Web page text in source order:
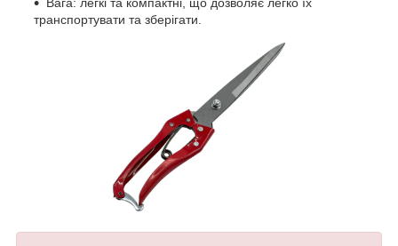
Вага: легкі та компактні, що дозволяє легко їх
транспортувати та зберігати.